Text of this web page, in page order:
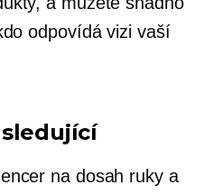
odpovídá vizi vaší
na dosah ruky a